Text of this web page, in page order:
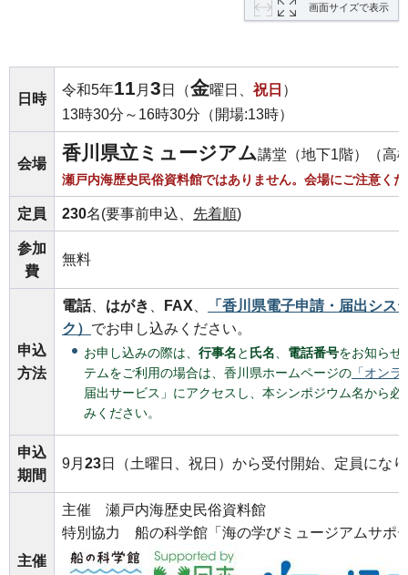
画面サイズで表示
日時
令和5年11 月 3 日（金曜日、 祝日 ）
13時30分～16時30分（開場:13時）
会場
香川県立ミュージアム講堂（地下1階）（高
瀬戸内海歴史民俗資料館ではありません。会場にご注意く
定員 230名(要事前申込、 先着順)
参加
費
無料
申込
方法
電話、 はがき FAX
「香川県電子申請・届出シス
ク） でお申し込みください。
お申し込みの際は、 行事名 と 氏名 電話番号をお知らせ
テムをご利用の場合は、香川県ホームページの 「オン
届出サービス」にアクセスし、本シンポジウム名から
みください。
申込
期間
9月 23日（土曜日、祝日）から受付開始、定員にな
主催
主催
瀬戸内海歴史民俗資料館
特別協力
船の科学館「海の学びミュージアムサポ